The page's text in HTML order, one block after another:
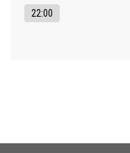
22:00